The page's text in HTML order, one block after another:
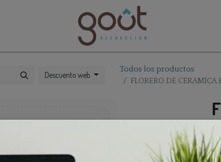
Descuento web
Todos los productos
FLORERO DE